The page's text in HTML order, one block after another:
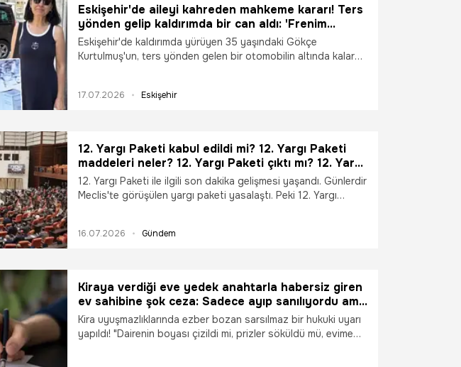
Eskişehir'de aileyi kahreden mahkeme kararı! Ters
yönden gelip kaldırımda bir can aldı: 'Frenim
tutmadı, direksiyonum kilitlendi'
Eskişehir'de kaldırımda yürüyen 35 yaşındaki Gökçe
Kurtulmuş'un, ters yönden gelen bir otomobilin altında kalarak
savunan ve bilirkişi raporunda tamamen kusurlu bulunan
tahliye kararı verildi.
17.07.2026 Eskişehir
12. Yargı Paketi kabul edildi mi? 12. Yargı Paketi
maddeleri neler? 12. Yargı Paketi çıktı mı? 12. Yargı
Paketi Meclis'te kabul edildi mi? 12. Yargı Paketi
yasalaştı mı? 12. Yargı Paketi'nin içeriği ne?
12. Yargı Paketi ile ilgili son dakika gelişmesi yaşandı. Günlerdir
Meclis'te görüşülen yargı paketi yasalaştı. Peki 12. Yargı
Paketi Meclis'te kabul edildi mi? 12. Yargı Paketi yasalaştı mı?
16.07.2026 Gündem
Kiraya verdiği eve yedek anahtarla habersiz giren
ev sahibine şok ceza: Sadece ayıp sanılıyordu ama
tam 2 yıl hapsi var!
Kira uyuşmazlıklarında ezber bozan sarsılmaz bir hukuki uyarı
yapıldı! "Dairenin boyası çizildi mi, prizler söküldü mü, evime